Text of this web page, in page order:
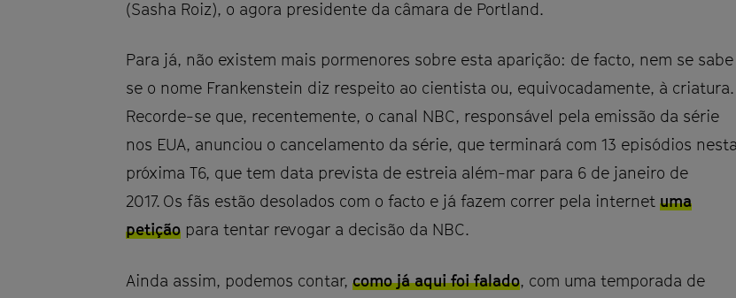
(Sasha Roiz), o agora presidente da câmara de Portland.
Para já, não existem mais pormenores sobre esta aparição: de facto, nem se sabe
se o nome Frankenstein diz respeito ao cientista ou, equivocadamente, à criatura.
Recorde-se que, recentemente, o canal NBC, responsável pela emissão da série
nos EUA, anunciou o cancelamento da série, que terminará com 13 episódios nesta
próxima T6, que tem data prevista de estreia além-mar para 6 de janeiro de
2017. Os fãs estão desolados com o facto e já fazem correr pela internet uma
petição para tentar revogar a decisão da NBC.
Ainda assim, podemos contar, como já aqui foi falado, com uma temporada de